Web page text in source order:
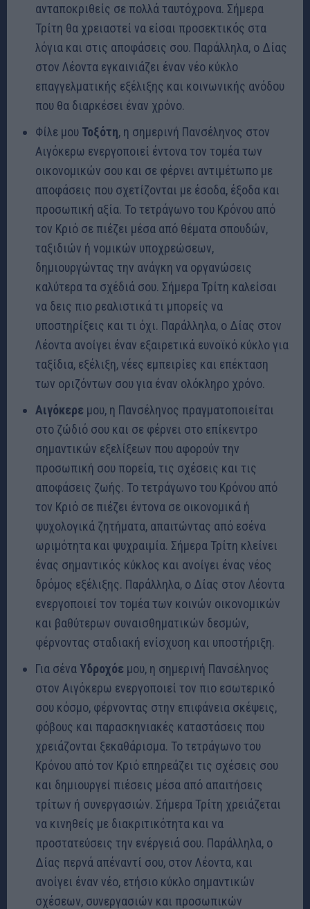
ανταποκριθείς σε πολλά ταυτόχρονα. Σήμερα
Τρίτη θα χρειαστεί να είσαι προσεκτικός στα
λόγια και στις αποφάσεις σου. Παράλληλα, ο Δίας
στον Λέοντα εγκαινιάζει έναν νέο κύκλο
επαγγελματικής εξέλιξης και κοινωνικής ανόδου
που θα διαρκέσει έναν χρόνο.
Φίλε μου Τοξότη, η σημερινή Πανσέληνος στον
Αιγόκερω ενεργοποιεί έντονα τον τομέα των
οικονομικών σου και σε φέρνει αντιμέτωπο με
αποφάσεις που σχετίζονται με έσοδα, έξοδα και
προσωπική αξία. Το τετράγωνο του Κρόνου από
τον Κριό σε πιέζει μέσα από θέματα σπουδών,
ταξιδιών ή νομικών υποχρεώσεων,
δημιουργώντας την ανάγκη να οργανώσεις
καλύτερα τα σχέδιά σου. Σήμερα Τρίτη καλείσαι
να δεις πιο ρεαλιστικά τι μπορείς να
υποστηρίξεις και τι όχι. Παράλληλα, ο Δίας στον
Λέοντα ανοίγει έναν εξαιρετικά ευνοϊκό κύκλο για
ταξίδια, εξέλιξη, νέες εμπειρίες και επέκταση
των οριζόντων σου για έναν ολόκληρο χρόνο.
Αιγόκερε μου, η Πανσέληνος πραγματοποιείται
στο ζώδιό σου και σε φέρνει στο επίκεντρο
σημαντικών εξελίξεων που αφορούν την
προσωπική σου πορεία, τις σχέσεις και τις
αποφάσεις ζωής. Το τετράγωνο του Κρόνου από
τον Κριό σε πιέζει έντονα σε οικονομικά ή
ψυχολογικά ζητήματα, απαιτώντας από εσένα
ωριμότητα και ψυχραιμία. Σήμερα Τρίτη κλείνει
ένας σημαντικός κύκλος και ανοίγει ένας νέος
δρόμος εξέλιξης. Παράλληλα, ο Δίας στον Λέοντα
ενεργοποιεί τον τομέα των κοινών οικονομικών
και βαθύτερων συναισθηματικών δεσμών,
φέρνοντας σταδιακή ενίσχυση και υποστήριξη.
Για σένα Υδροχόε μου, η σημερινή Πανσέληνος
στον Αιγόκερω ενεργοποιεί τον πιο εσωτερικό
σου κόσμο, φέρνοντας στην επιφάνεια σκέψεις,
φόβους και παρασκηνιακές καταστάσεις που
χρειάζονται ξεκαθάρισμα. Το τετράγωνο του
Κρόνου από τον Κριό επηρεάζει τις σχέσεις σου
και δημιουργεί πιέσεις μέσα από απαιτήσεις
τρίτων ή συνεργασιών. Σήμερα Τρίτη χρειάζεται
να κινηθείς με διακριτικότητα και να
προστατεύσεις την ενέργειά σου. Παράλληλα, ο
Δίας περνά απέναντί σου, στον Λέοντα, και
ανοίγει έναν νέο, ετήσιο κύκλο σημαντικών
σχέσεων, συνεργασιών και προσωπικών